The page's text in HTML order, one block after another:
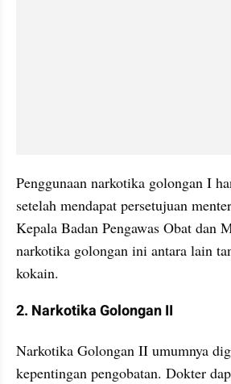
Penggunaan narkotika golongan I
setelah mendapat persetujuan
Kepala Badan Pengawas Obat dan
narkotika golongan ini antara lain
kokain.
2. Narkotika Golongan II
Narkotika Golongan II umumnya
kepentingan pengobatan. Dokter